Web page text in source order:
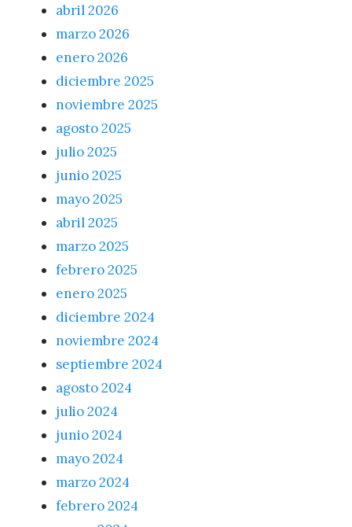
abril 2026
marzo 2026
enero 2026
diciembre 2025
noviembre 2025
agosto 2025
julio 2025
junio 2025
mayo 2025
abril 2025
marzo 2025
febrero 2025
enero 2025
diciembre 2024
noviembre 2024
septiembre 2024
agosto 2024
julio 2024
junio 2024
mayo 2024
marzo 2024
febrero 2024